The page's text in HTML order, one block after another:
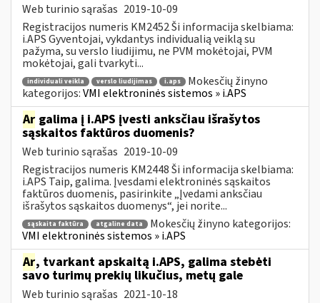
Web turinio sąrašas 2019-10-09
Registracijos numeris KM2452 Ši informacija skelbiama:
i.APS Gyventojai, vykdantys individualią veiklą su
pažyma, su verslo liudijimu, ne PVM mokėtojai, PVM
mokėtojai, gali tvarkyti...
individuali veikla verslo liudijimas i.aps
Mokesčių žinyno
kategorijos:VMI elektroninės sistemos » i.APS
Ar galima į i.APS įvesti anksčiau išrašytos
sąskaitos faktūros duomenis?
Web turinio sąrašas 2019-10-09
Registracijos numeris KM2448 Ši informacija skelbiama:
i.APS Taip, galima. Įvesdami elektroninės sąskaitos
faktūros duomenis, pasirinkite „Įvedami anksčiau
išrašytos sąskaitos duomenys“, jei norite...
sąskaita faktūra atgaline data
Mokesčių žinyno kategorijos:
VMI elektroninės sistemos » i.APS
Ar, tvarkant apskaitą i.APS, galima stebėti
savo turimų prekių likučius, metų gale
Web turinio sąrašas 2021-10-18